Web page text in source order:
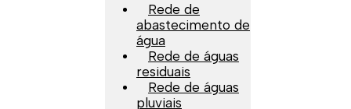
Rede de
abastecimento de
água
Rede de águas
residuais
Rede de águas
pluviais